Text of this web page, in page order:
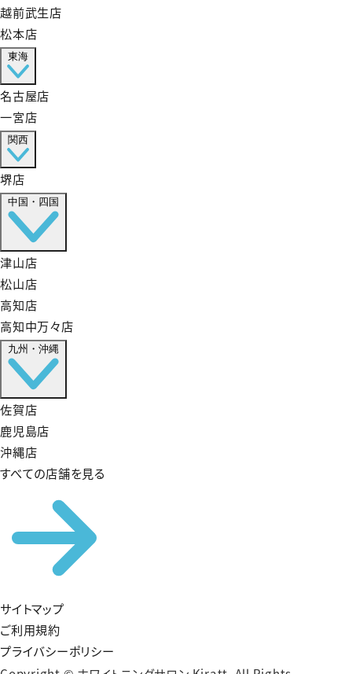
越前武生店
松本店
東海
名古屋店
一宮店
関西
堺店
中国・四国
津山店
松山店
高知店
高知中万々店
九州・沖縄
佐賀店
鹿児島店
沖縄店
すべての店舗を見る
サイトマップ
ご利用規約
プライバシーポリシー